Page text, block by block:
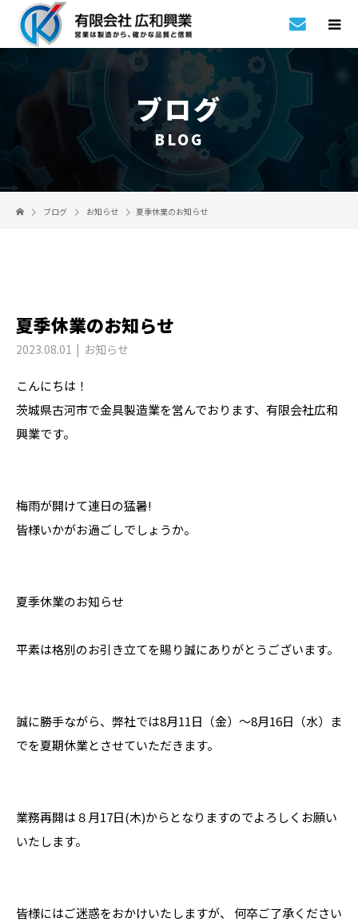
ブログ
BLOG
ブログ お知らせ 夏季休業のお知らせ
夏季休業のお知らせ
2023.08.01 お知らせ
こんにちは！
茨城県古河市で金具製造業を営んでおります、有限会社広和
興業です。
梅雨が開けて連日の猛暑!
皆様いかがお過ごしでしょうか。
夏季休業のお知らせ
平素は格別のお引き立てを賜り誠にありがとうございます。
誠に勝手ながら、弊社では8月11日（金）～8月16日（水）ま
でを夏期休業とさせていただきます。
業務再開は８月17日(木)からとなりますのでよろしくお願い
いたします。
皆様にはご迷惑をおかけいたしますが、 何卒ご了承ください